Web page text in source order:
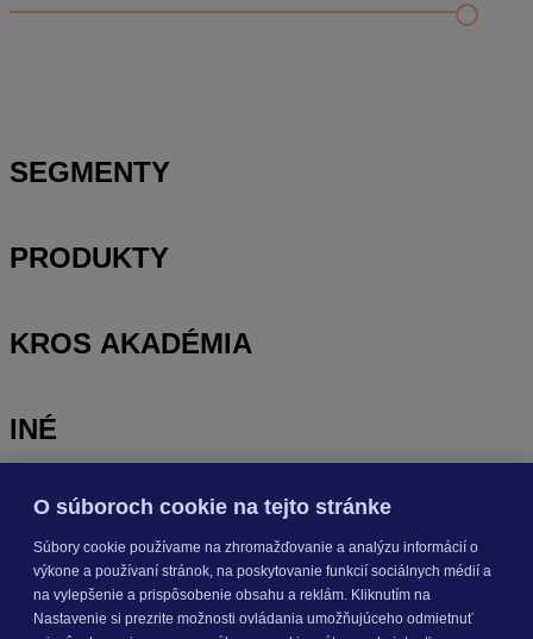
Nastavenie šanónov
SEGMENTY
PRODUKTY
KROS AKADÉMIA
INÉ
OdoberajteNOVINKY
Prihlásiť sa
O súboroch cookie na tejto stránke
Súbory cookie používame na zhromažďovanie a analýzu informácií o
výkone a používaní stránok, na poskytovanie funkcií sociálnych médií a
na vylepšenie a prispôsobenie obsahu a reklám. Kliknutím na
Nastavenie si prezrite možnosti ovládania umožňujúceho odmietnuť